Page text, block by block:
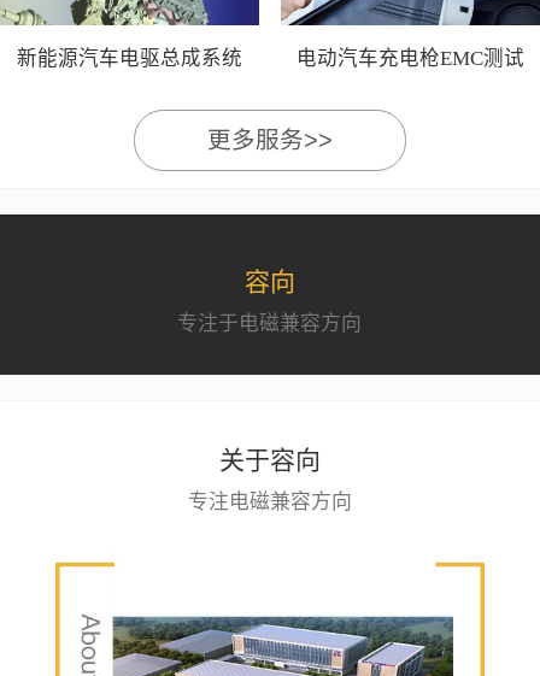
新能源汽车电驱总成系统
电动汽车充电枪EMC测试
更多服务>>
容向
专注于电磁兼容方向
关于容向
专注电磁兼容方向